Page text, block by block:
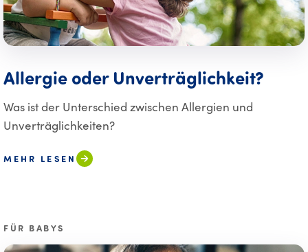
Allergie oder Unverträglichkeit?
Was ist der Unterschied zwischen Allergien und
Unverträglichkeiten?
MEHR LESEN
FÜR BABYS